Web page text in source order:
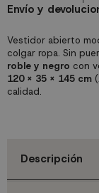
Vestidor abierto
colgar ropa. Sin
roble y negro con
120 x 35 x 145 cm
calidad.
Envío y
Descripción